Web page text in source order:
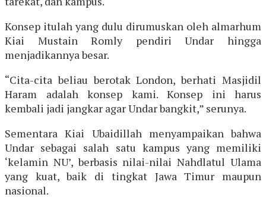
Konsep itulah yang dulu dirumuskan oleh almarhum
Kiai Mustain Romly pendiri Undar hingga
menjadikannya besar.
“Cita-cita beliau berotak London, berhati Masjidil
Haram adalah konsep kami. Konsep ini harus
kembali jadi jangkar agar Undar bangkit,” serunya.
Sementara Kiai Ubaidillah menyampaikan bahwa
Undar sebagai salah satu kampus yang memiliki
‘kelamin NU’, berbasis nilai-nilai Nahdlatul Ulama
yang kuat, baik di tingkat Jawa Timur maupun
nasional.